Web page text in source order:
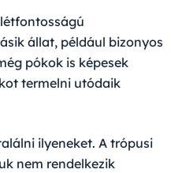
állat, például bizonyos
pókok is képesek
termelni utódaik
ilyeneket. A trópusi
nem rendelkezik